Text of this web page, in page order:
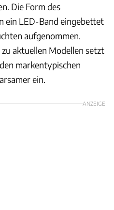
Die Form des
ein LED-Band eingebettet
aufgenommen.
aktuellen Modellen setzt
markentypischen
ein.
ANZEIGE